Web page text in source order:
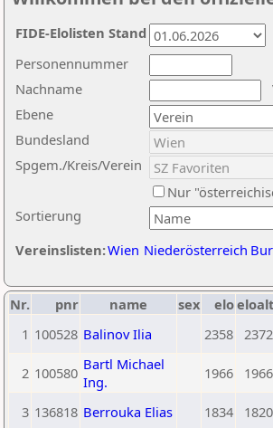
Nachname
Ebene
Sortierung
Personennummer
Bundesland
Spgem./Kreis/Verein
Nur
Vereinslisten:Wien Niederösterreich
FIDE-Elolisten Stand
Nr. pnr name sex eloeloalt
1 100528 Balinov Ilia 2358 2372
2 100580 Bartl Michael
Ing.
1966 1966
3 136818 Berrouka Elias 1834 1820